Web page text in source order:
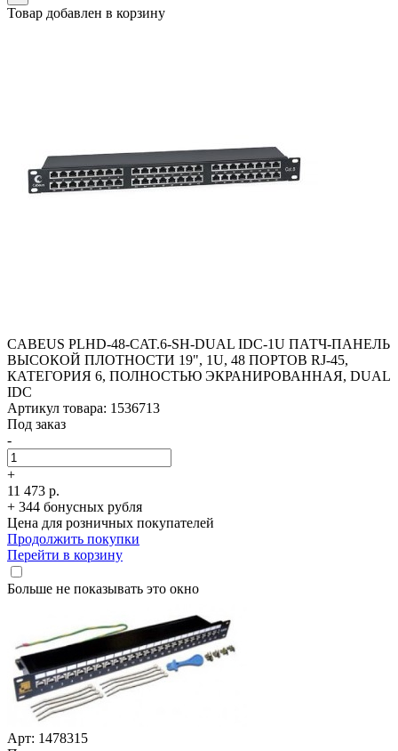
Товар добавлен в корзину
CABEUS PLHD-48-CAT.6-SH-DUAL IDC-1U ПАТЧ-ПАНЕЛЬ
ВЫСОКОЙ ПЛОТНОСТИ 19", 1U, 48 ПОРТОВ RJ-45,
КАТЕГОРИЯ 6, ПОЛНОСТЬЮ ЭКРАНИРОВАННАЯ, DUAL
IDC
Артикул товара: 1536713
Под заказ
-
+
11 473 р.
+ 344 бонусных рубля
Цена для розничных покупателей
Продолжить покупки
Перейти в корзину
Больше не показывать это окно
Арт: 1478315